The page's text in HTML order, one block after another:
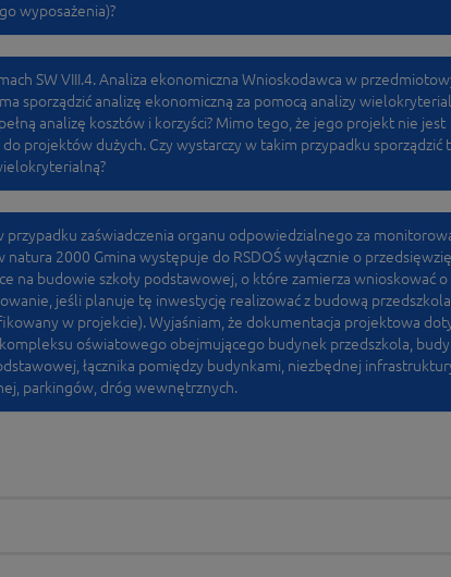
wyposażenia)?
SW VIII.4. Analiza ekonomiczna Wnioskodawca w
sporządzić analizę ekonomiczną za pomocą analizy
analizę kosztów i korzyści? Mimo tego, że jego projekt nie jest
do projektów dużych. Czy wystarczy w takim przypadku sporządzić
przypadku zaświadczenia organu odpowiedzialnego za
natura 2000 Gmina występuje do RSDOŚ wyłącznie o
na budowie szkoły podstawowej, o które zamierza wnioskować o
jeśli planuje tę inwestycję realizować z budową
w projekcie). Wyjaśniam, że dokumentacja projektowa
oświatowego obejmującego budynek przedszkola,
łącznika pomiędzy budynkami, niezbędnej
parkingów, dróg wewnętrznych.